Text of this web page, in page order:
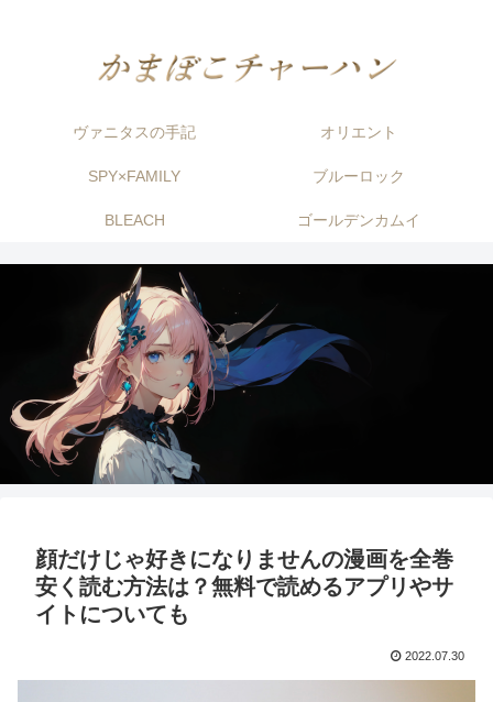
ヴァニタスの手記 オリエント
SPY×FAMILY ブルーロック
BLEACH ゴールデンカムイ
顔だけじゃ好きになりませんの漫画を全巻
安く読む方法は？無料で読めるアプリやサ
イトについても
2022.07.30